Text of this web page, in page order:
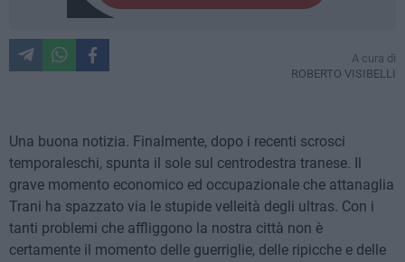
A cura di
ROBERTO VISIBELLI
Una buona notizia. Finalmente, dopo i recenti scrosci
temporaleschi, spunta il sole sul centrodestra tranese. Il
grave momento economico ed occupazionale che attanaglia
Trani ha spazzato via le stupide velleità degli ultras. Con i
tanti problemi che affliggono la nostra città non è
certamente il momento delle guerriglie, delle ripicche e delle